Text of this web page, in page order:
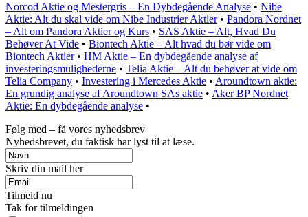
Norcod Aktie og Mestergris – En Dybdegående Analyse • Nibe
Aktie: Alt du skal vide om Nibe Industrier Aktier• Pandora Nordnet
– Alt om Pandora Aktier og Kurs • SAS Aktie – Alt, Hvad Du
Behøver At Vide • Biontech Aktie – Alt hvad du bør vide om
Biontech Aktier• HM Aktie – En dybdegående analyse af
investeringsmulighederne • Telia Aktie – Alt du behøver at vide om
Telia Company • Investering i Mercedes Aktie • Aroundtown aktie:
En grundig analyse af Aroundtown SAs aktie • Aker BP Nordnet
Aktie: En dybdegående analyse •
Følg med – få vores nyhedsbrev
Nyhedsbrevet, du faktisk har lyst til at læse.
Skriv din mail her
Tilmeld nu
Tak for tilmeldingen